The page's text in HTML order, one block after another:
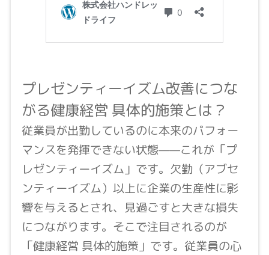
プレゼンティーイズム改善につな
がる健康経営 具体的施策とは？
従業員が出勤しているのに本来のパフォー
マンスを発揮できない状態——これが「プ
レゼンティーイズム」です。欠勤（アブセ
ンティーイズム）以上に企業の生産性に影
響を与えるとされ、見過ごすと大きな損失
につながります。そこで注目されるのが
「健康経営 具体的施策」です。従業員の心